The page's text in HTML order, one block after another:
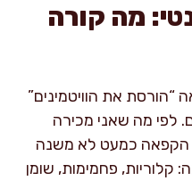
מה קורה
את הוויטמינים”
לפי מה שאני מכירה
הקפאה כמעט לא משנה
קלוריות, פחמימות, שומן